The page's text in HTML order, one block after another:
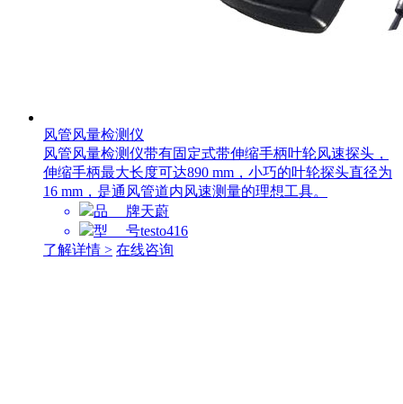
风管风量检测仪
风管风量检测仪带有固定式带伸缩手柄叶轮风速探头，
伸缩手柄最大长度可达890 mm，小巧的叶轮探头直径为
16 mm，是通风管道内风速测量的理想工具。
品 牌天蔚
型 号testo416
了解详情 > 在线咨询